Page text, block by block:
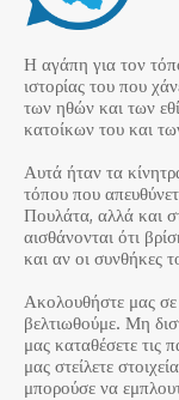
Η αγάπη για τον
ιστορίας του που
των ηθών και των
κατοίκων του και
Αυτά ήταν τα
τόπου που
Πουλάτα, αλλά και
αισθάνονται ότι
και αν οι συνθήκες
Ακολουθήστε μας σε
βελτιωθούμε. Μη
μας καταθέσετε τις
μας στείλετε
μπορούσε να